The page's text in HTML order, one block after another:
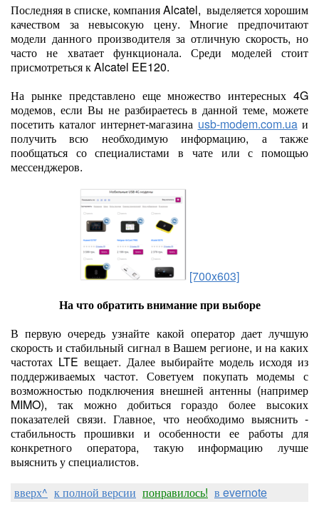
Последняя в списке, компания Alcatel, выделяется хорошим
качеством за невысокую цену. Многие предпочитают
модели данного производителя за отличную скорость, но
часто не хватает функционала. Среди моделей стоит
присмотреться к Alcatel EE120.
На рынке представлено еще множество интересных 4G
модемов, если Вы не разбираетесь в данной теме, можете
посетить каталог интернет-магазина usb-modem.com.uaи
получить всю необходимую информацию, а также
пообщаться со специалистами в чате или с помощью
мессенджеров.
[700x603]
На что обратить внимание при выборе
В первую очередь узнайте какой оператор дает лучшую
скорость и стабильный сигнал в Вашем регионе, и на каких
частотах LTE вещает. Далее выбирайте модель исходя из
поддерживаемых частот. Советуем покупать модемы с
возможностью подключения внешней антенны (например
MIMO), так можно добиться гораздо более высоких
показателей связи. Главное, что необходимо выяснить -
стабильность прошивки и особенности ее работы для
конкретного оператора, такую информацию лучше
выяснить у специалистов.
вверх^ к полной версии понравилось! в evernote